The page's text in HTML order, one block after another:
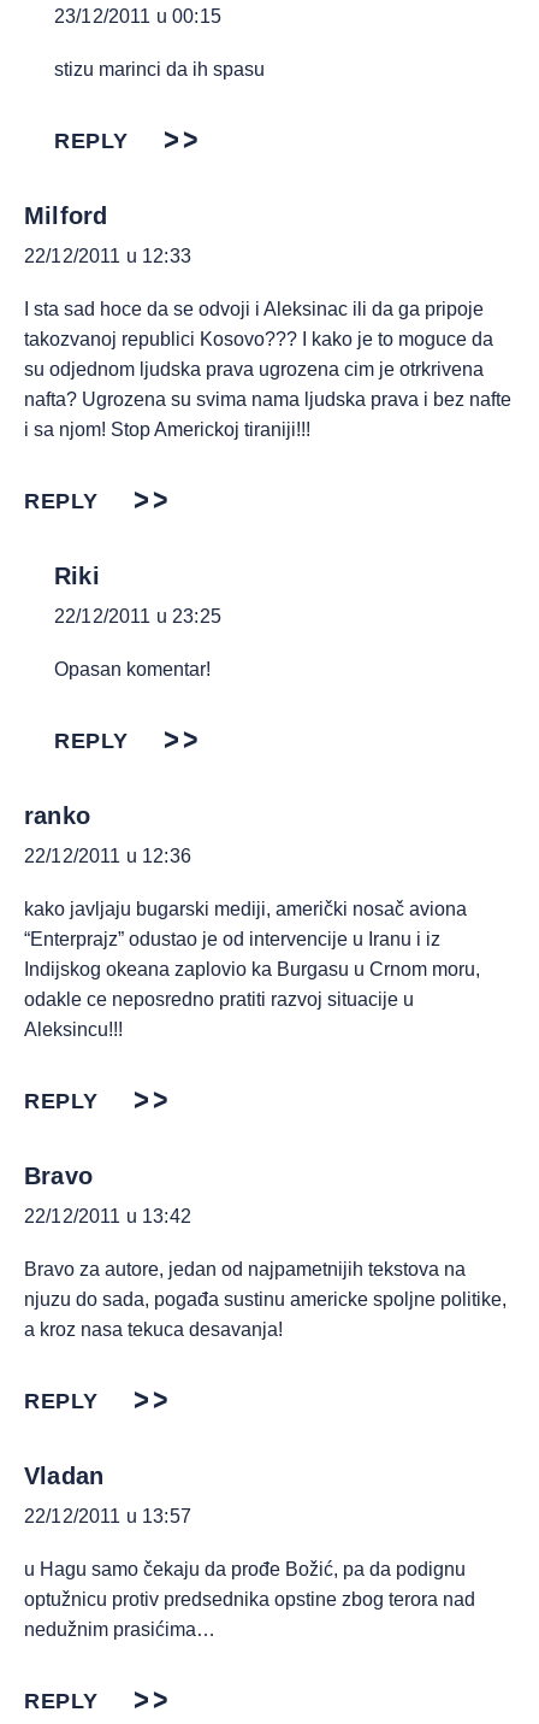
23/12/2011 u 00:15
stizu marinci da ih spasu
REPLY
Milford
22/12/2011 u 12:33
I sta sad hoce da se odvoji i Aleksinac ili da ga pripoje
takozvanoj republici Kosovo??? I kako je to moguce da
su odjednom ljudska prava ugrozena cim je otrkrivena
nafta? Ugrozena su svima nama ljudska prava i bez nafte
i sa njom! Stop Americkoj tiraniji!!!
REPLY
Riki
22/12/2011 u 23:25
Opasan komentar!
REPLY
ranko
22/12/2011 u 12:36
kako javljaju bugarski mediji, američki nosač aviona
“Enterprajz” odustao je od intervencije u Iranu i iz
Indijskog okeana zaplovio ka Burgasu u Crnom moru,
odakle ce neposredno pratiti razvoj situacije u
Aleksincu!!!
REPLY
Bravo
22/12/2011 u 13:42
Bravo za autore, jedan od najpametnijih tekstova na
njuzu do sada, pogađa sustinu americke spoljne politike,
a kroz nasa tekuca desavanja!
REPLY
Vladan
22/12/2011 u 13:57
u Hagu samo čekaju da prođe Božić, pa da podignu
optužnicu protiv predsednika opstine zbog terora nad
nedužnim prasićima…
REPLY